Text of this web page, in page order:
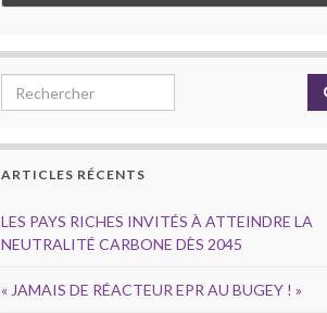
Search for:
ARTICLES RÉCENTS
LES PAYS RICHES INVITÉS À ATTEINDRE LA
NEUTRALITÉ CARBONE DÈS 2045
« JAMAIS DE RÉACTEUR EPR AU BUGEY ! »